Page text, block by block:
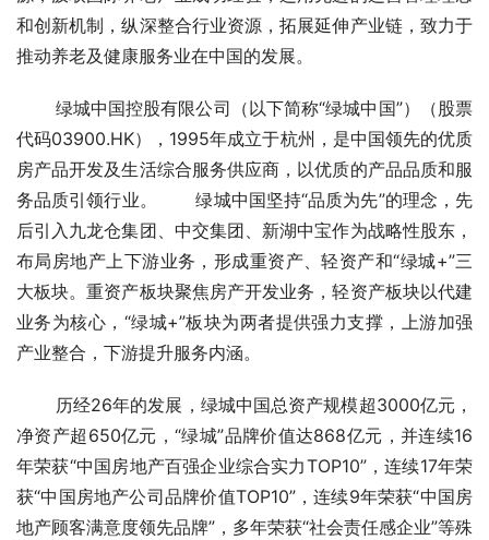
和创新机制，纵深整合行业资源，拓展延伸产业链，致力于
推动养老及健康服务业在中国的发展。
绿城中国控股有限公司（以下简称“绿城中国”）（股票
代码03900.HK），1995年成立于杭州，是中国领先的优质
房产品开发及生活综合服务供应商，以优质的产品品质和服
务品质引领行业。       绿城中国坚持“品质为先”的理念，先
后引入九龙仓集团、中交集团、新湖中宝作为战略性股东，
布局房地产上下游业务，形成重资产、轻资产和“绿城+”三
大板块。重资产板块聚焦房产开发业务，轻资产板块以代建
业务为核心，“绿城+”板块为两者提供强力支撑，上游加强
产业整合，下游提升服务内涵。
历经26年的发展，绿城中国总资产规模超3000亿元，
净资产超650亿元，“绿城”品牌价值达868亿元，并连续16
年荣获“中国房地产百强企业综合实力TOP10”，连续17年荣
获“中国房地产公司品牌价值TOP10”，连续9年荣获“中国房
地产顾客满意度领先品牌”，多年荣获“社会责任感企业”等殊